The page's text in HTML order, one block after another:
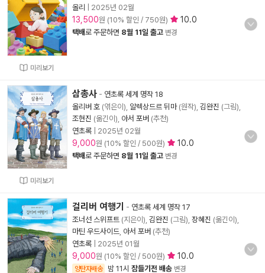
미리보기
올리
2025년 02월
13,500원 (10% 할인 / 750원) 10.0
택배로 주문하면 8월 11일 출고 변경
미리보기
삼총사 - 연초록 세계 명작 18
올리버 호 (엮은이), 알렉상드르 뒤마(원작), 김완진 (그림),
조현진 (옮긴이), 아서 포버 (추천)
연초록
2025년 02월
9,000원 (10% 할인 / 500원) 10.0
택배로 주문하면 8월 11일 출고 변경
걸리버 여행기 - 연초록 세계 명작 17
조너선 스위프트 (지은이), 김완진 (그림), 장혜진 (옮긴이),
마틴 우드사이드 아서 포버 (추천)
연초록
2025년 01월
9,000원 (10% 할인 / 500원) 10.0
양탄자배송 밤 11시 잠들기전 배송 변경